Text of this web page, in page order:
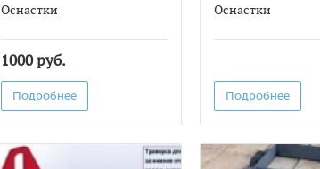
Оснастки
1000 руб.
Подробнее
Оснастки
Подробнее